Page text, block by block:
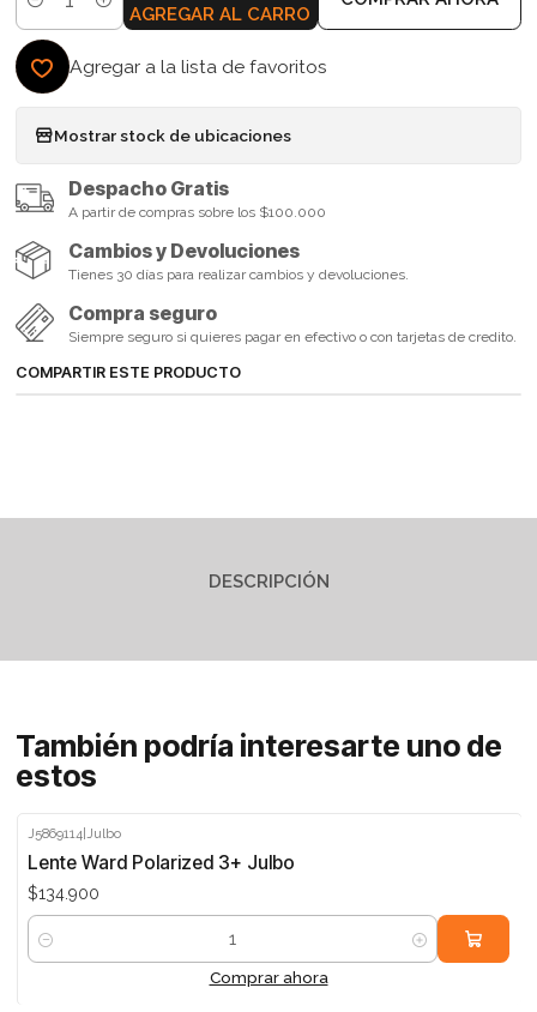
Cantidad AGREGAR AL CARRO
Agregar a la lista de favoritos
Mostrar stock de ubicaciones
Despacho Gratis
A partir de compras sobre los $100.000
Cambios y Devoluciones
Tienes 30 días para realizar cambios y devoluciones.
Compra seguro
Siempre seguro si quieres pagar en efectivo o con tarjetas de credito.
COMPARTIR ESTE PRODUCTO
DESCRIPCIÓN
También podría interesarte uno de
estos
J5869114|Julbo
Lente Ward Polarized 3+ Julbo
$134.900
Cantidad
Comprar ahora